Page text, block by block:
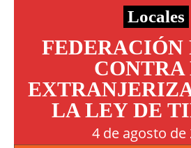
Locales
FEDERACIÓN
CONTRA
LA LEY DE
4 de agosto de